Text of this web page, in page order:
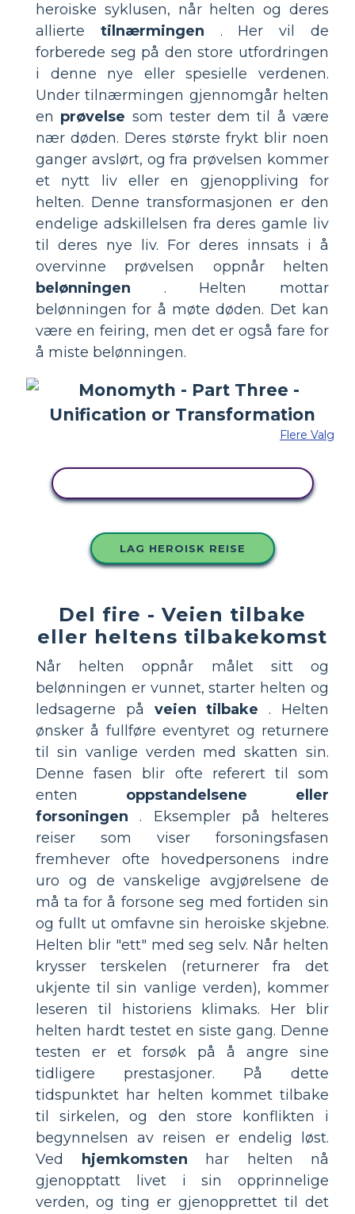
heroiske syklusen, når helten og deres
allierte tilnærmingen . Her vil de
forberede seg på den store utfordringen
i denne nye eller spesielle verdenen.
Under tilnærmingen gjennomgår helten
en prøvelse som tester dem til å være
nær døden. Deres største frykt blir noen
ganger avslørt, og fra prøvelsen kommer
et nytt liv eller en gjenoppliving for
helten. Denne transformasjonen er den
endelige adskillelsen fra deres gamle liv
til deres nye liv. For deres innsats i å
overvinne prøvelsen oppnår helten
belønningen . Helten mottar
belønningen for å møte døden. Det kan
være en feiring, men det er også fare for
å miste belønningen.
Flere Valg
LAG HEROISK REISE
Del fire - Veien tilbake
eller heltens tilbakekomst
Når helten oppnår målet sitt og
belønningen er vunnet, starter helten og
ledsagerne på veien tilbake . Helten
ønsker å fullføre eventyret og returnere
til sin vanlige verden med skatten sin.
Denne fasen blir ofte referert til som
enten oppstandelsene eller
forsoningen . Eksempler på helteres
reiser som viser forsoningsfasen
fremhever ofte hovedpersonens indre
uro og de vanskelige avgjørelsene de
må ta for å forsone seg med fortiden sin
og fullt ut omfavne sin heroiske skjebne.
Helten blir "ett" med seg selv. Når helten
krysser terskelen (returnerer fra det
ukjente til sin vanlige verden), kommer
leseren til historiens klimaks. Her blir
helten hardt testet en siste gang. Denne
testen er et forsøk på å angre sine
tidligere prestasjoner. På dette
tidspunktet har helten kommet tilbake
til sirkelen, og den store konflikten i
begynnelsen av reisen er endelig løst.
Ved
hjemkomsten har helten nå
gjenopptatt livet i sin opprinnelige
verden, og ting er gjenopprettet til det